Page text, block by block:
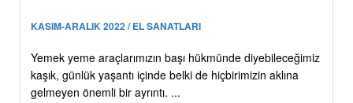
KASIM-ARALIK 2022 / EL SANATLARI
Yemek yeme araçlarımızın başı hükmünde diyebileceğimiz
kaşık, günlük yaşantı içinde belki de hiçbirimizin aklına
gelmeyen önemli bir ayrıntı. ...